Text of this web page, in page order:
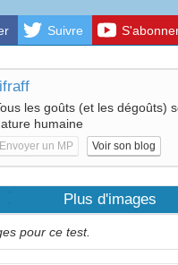
Suivre
les goûts (et les dégoûts)
humaine
Envoyer un MP Voir son blog
Plus d'images
pour ce test.